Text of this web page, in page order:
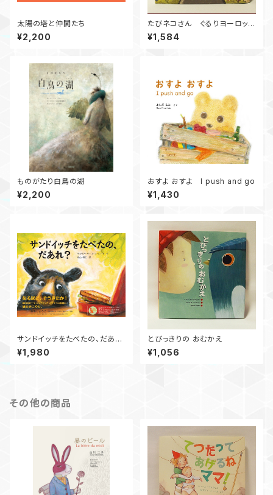
太陽の塔と仲間たち
¥2,200
たびネコさん ぐるりヨーロッパ
街歩き
¥1,584
ものがたり白鳥の湖
¥2,200
おすよ おすよ I push and go
¥1,430
サンドイッチをたべたの、だあ
れ？
¥1,980
とびっきりの おむかえ
¥1,056
その他の商品